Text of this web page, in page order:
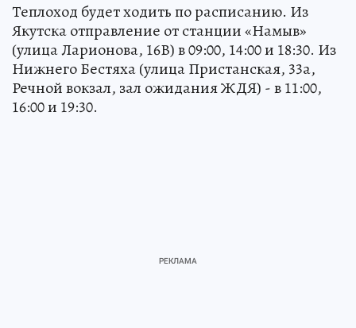
Теплоход будет ходить по расписанию. Из
Якутска отправление от станции «Намыв»
(улица Ларионова, 16В) в 09:00, 14:00 и 18:30. Из
Нижнего Бестяха (улица Пристанская, 33а,
Речной вокзал, зал ожидания ЖДЯ) - в 11:00,
16:00 и 19:30.